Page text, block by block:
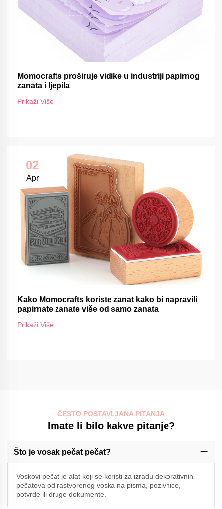
Momocrafts proširuje vidike u industriji papirnog
zanata i ljepila
Prikaži Više
02
Apr
Kako Momocrafts koriste zanat kako bi napravili
papirnate zanate više od samo zanata
Prikaži Više
ČESTO POSTAVLJANA PITANJA
Imate li bilo kakve pitanje?
Što je vosak pečat pečat?
Voskovi pečat je alat koji se koristi za izradu dekorativnih
pečatova od rastvorenog voska na pisma, pozivnice,
potvrde ili druge dokumente.